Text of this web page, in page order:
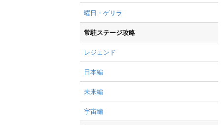
曜日・ゲリラ
常駐ステージ攻略
レジェンド
日本編
未来編
宇宙編